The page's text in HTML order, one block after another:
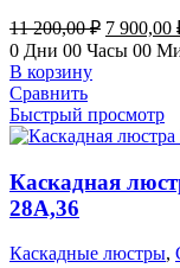
11 200,00₽
цена
200,00 ₽.
7 900,00
0 Дни 00 Часы 00
В корзину
Сравнить
Быстрый просмотр
Каскадная
28A,36
Каскадные люстры,